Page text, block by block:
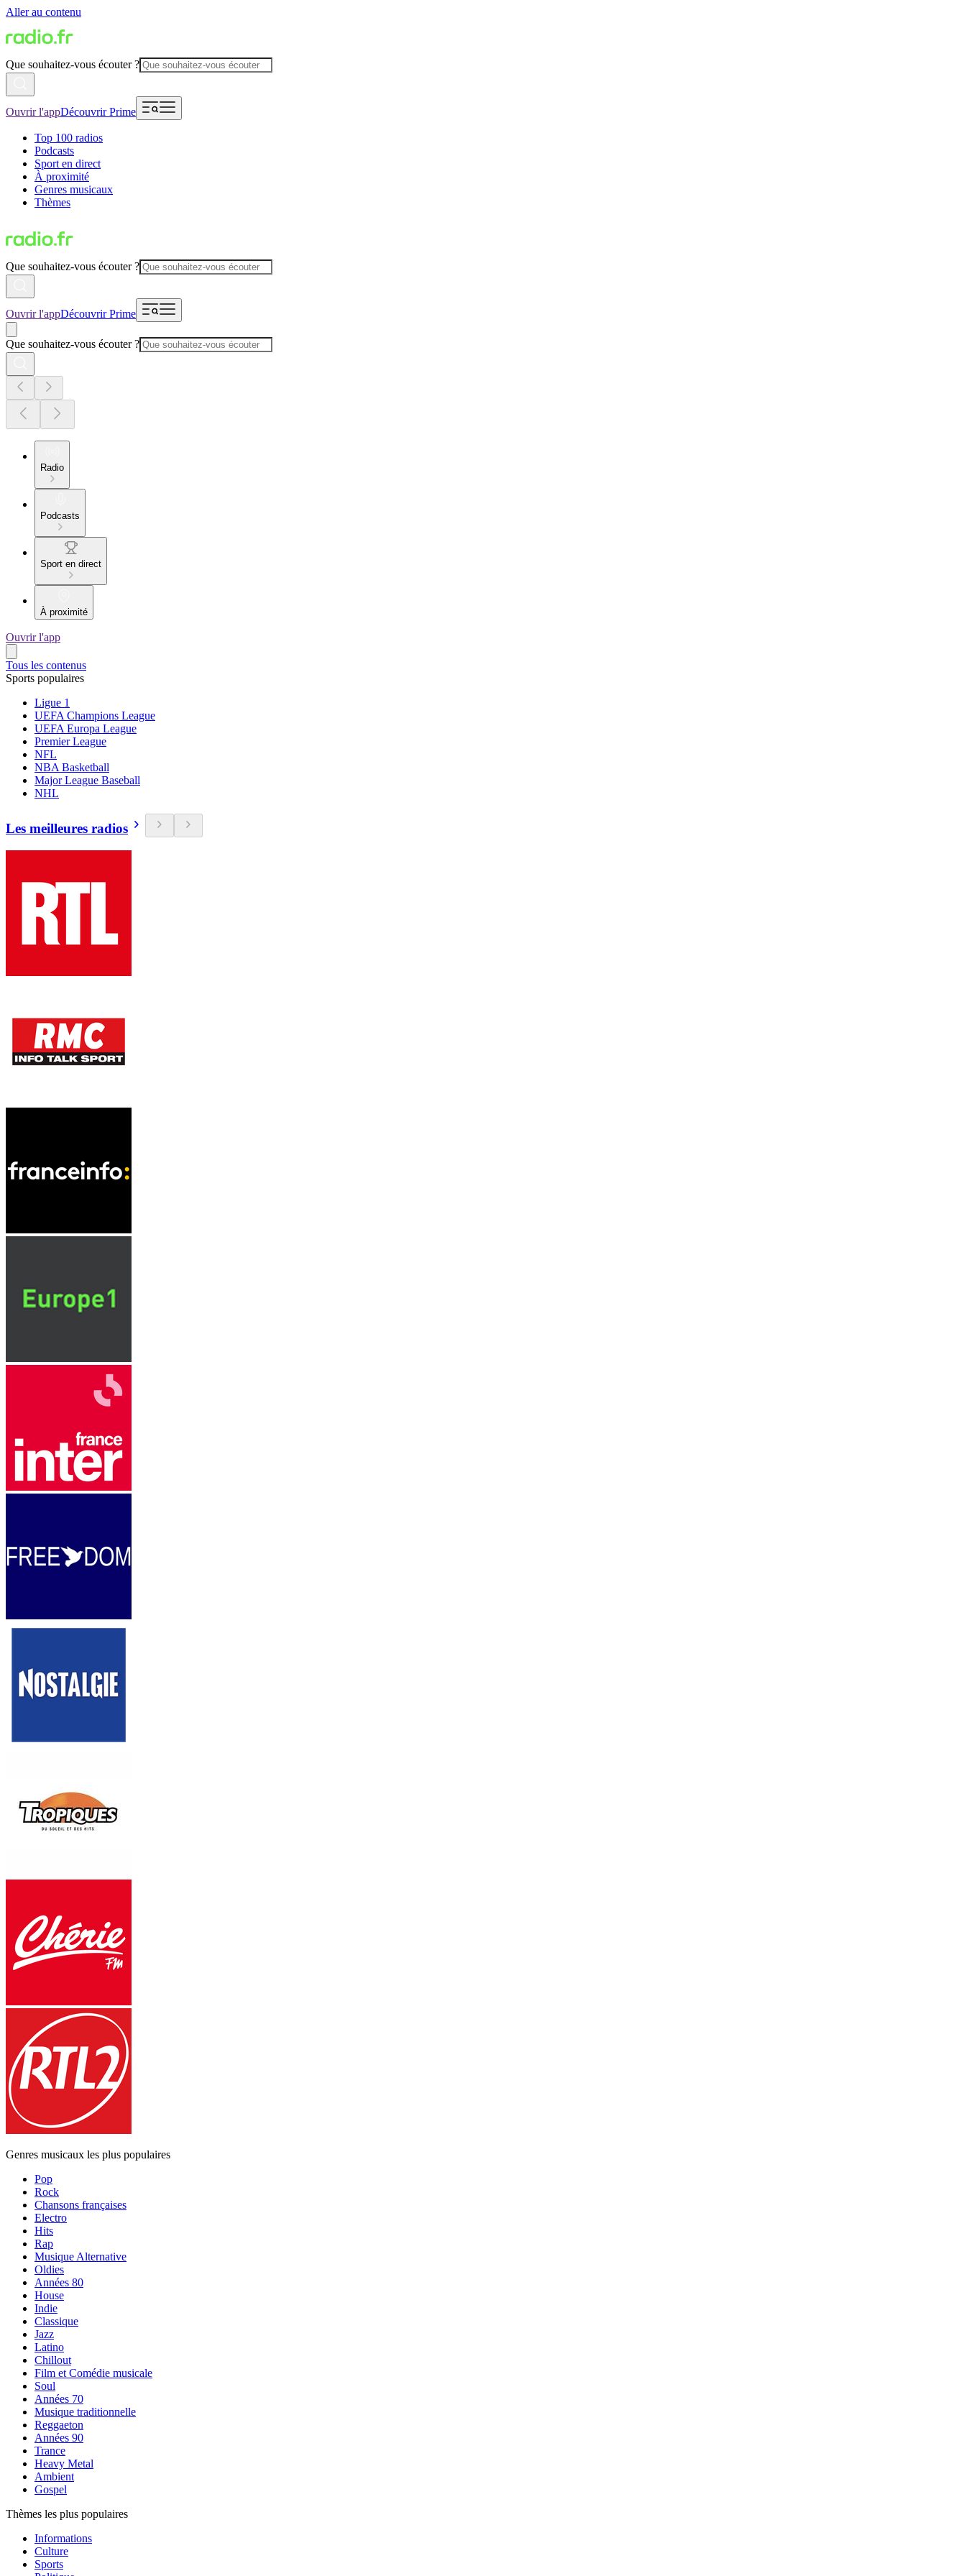
Aller au contenu
Que souhaitez-vous écouter ?
Ouvrir l'appDécouvrir Prime
Top 100 radios
Podcasts
Sport en direct
À proximité
Genres musicaux
Thèmes
Que souhaitez-vous écouter ?
Ouvrir l'appDécouvrir Prime
Que souhaitez-vous écouter ?
Radio
Podcasts
Sport en direct
À proximité
Ouvrir l'app
Tous les contenus
Sports populaires
Ligue 1
UEFA Champions League
UEFA Europa League
Premier League
NFL
NBA Basketball
Major League Baseball
NHL
Les meilleures radios
Genres musicaux les plus populaires
Pop
Rock
Chansons françaises
Electro
Hits
Rap
Musique Alternative
Oldies
Années 80
House
Indie
Classique
Jazz
Latino
Chillout
Film et Comédie musicale
Soul
Années 70
Musique traditionnelle
Reggaeton
Années 90
Trance
Heavy Metal
Ambient
Gospel
Thèmes les plus populaires
Informations
Culture
Sports